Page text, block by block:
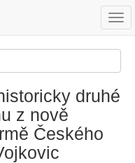
druhé
z nově
Českého